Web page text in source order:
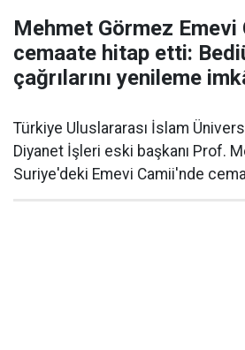
Mehmet Görmez Emevi
cemaate hitap etti:
çağrılarını yenileme
Türkiye Uluslararası İslam
Diyanet İşleri eski başkanı Prof.
Suriye'deki Emevi Camii'nde